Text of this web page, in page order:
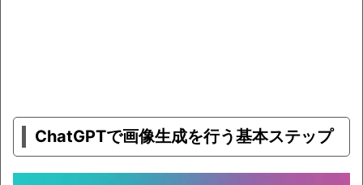
ChatGPTで画像生成を行う基本ステップ